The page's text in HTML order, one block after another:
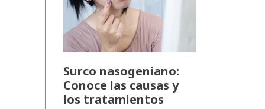
Surco nasogeniano:
Conoce las causas y
los tratamientos